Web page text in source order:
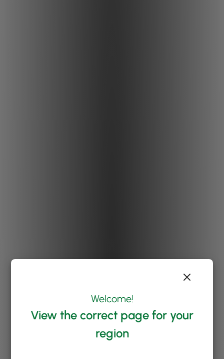
Welcome!
View the correct page for your
region